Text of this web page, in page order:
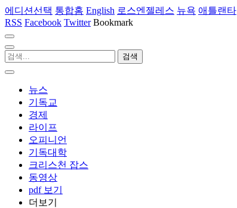
에디션선택 통합홈 English 로스엔젤레스 뉴욕 애틀랜타
RSS Facebook Twitter Bookmark
뉴스
기독교
경제
라이프
오피니언
기독대학
크리스천 잡스
동영상
pdf 보기
더보기